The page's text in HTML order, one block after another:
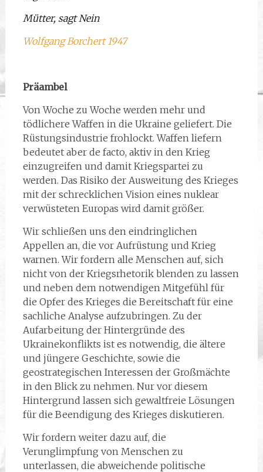
Mütter, sagt Nein
Wolfgang Borchert 1947
Präambel
Von Woche zu Woche werden mehr und
tödlichere Waffen in die Ukraine geliefert. Die
Rüstungsindustrie frohlockt. Waffen liefern
bedeutet aber de facto, aktiv in den Krieg
einzugreifen und damit Kriegspartei zu
werden. Das Risiko der Ausweitung des Krieges
mit der schrecklichen Vision eines nuklear
verwüsteten Europas wird damit größer.
Wir schließen uns den eindringlichen
Appellen an, die vor Aufrüstung und Krieg
warnen. Wir fordern alle Menschen auf, sich
nicht von der Kriegsrhetorik blenden zu lassen
und neben dem notwendigen Mitgefühl für
die Opfer des Krieges die Bereitschaft für eine
sachliche Analyse aufzubringen. Zu der
Aufarbeitung der Hintergründe des
Ukrainekonflikts ist es notwendig, die ältere
und jüngere Geschichte, sowie die
geostrategischen Interessen der Großmächte
in den Blick zu nehmen. Nur vor diesem
Hintergrund lassen sich gewaltfreie Lösungen
für die Beendigung des Krieges diskutieren.
Wir fordern weiter dazu auf, die
Verunglimpfung von Menschen zu
unterlassen, die abweichende politische